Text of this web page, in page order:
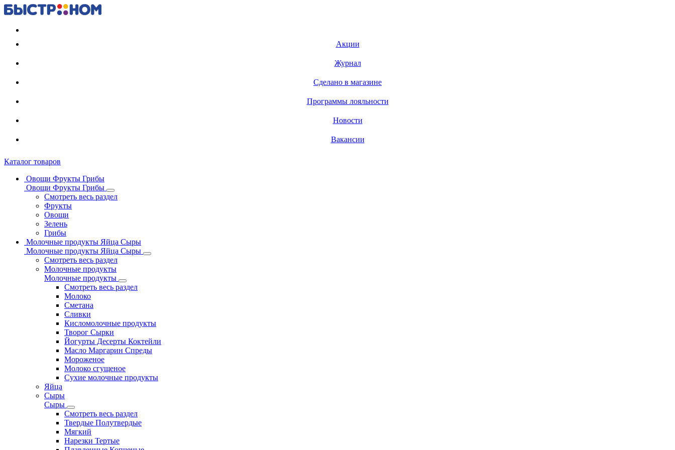
Акции
Журнал
Сделано в магазине
Программы лояльности
Новости
Вакансии
Каталог товаров
Овощи Фрукты Грибы
Овощи Фрукты Грибы
Смотреть весь раздел
Фрукты
Овощи
Зелень
Грибы
Молочные продукты Яйца Сыры
Молочные продукты Яйца Сыры
Смотреть весь раздел
Молочные продукты
Молочные продукты
Смотреть весь раздел
Молоко
Сметана
Сливки
Кисломолочные продукты
Творог Сырки
Йогурты Десерты Коктейли
Масло Маргарин Спреды
Мороженое
Молоко сгущеное
Сухие молочные продукты
Яйца
Сыры
Сыры
Смотреть весь раздел
Твердые Полутвердые
Мягкий
Нарезки Тертые